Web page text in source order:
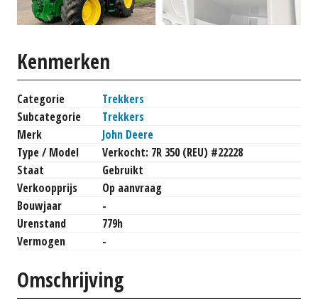
Kenmerken
Categorie
Trekkers
Subcategorie
Trekkers
Merk
John Deere
Type / Model
Verkocht: 7R 350 (REU) #22228
Staat
Gebruikt
Verkoopprijs
Op aanvraag
Bouwjaar
-
Urenstand
779h
Vermogen
-
Omschrijving